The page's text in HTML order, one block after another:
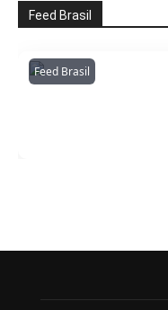
Feed Brasil
Feed BrasilAmazonianarede
1053